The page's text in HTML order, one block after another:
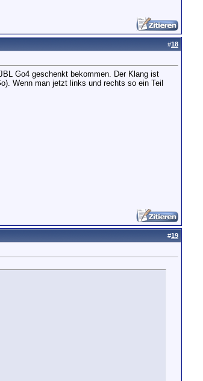
#18
Go4 geschenkt bekommen. Der Klang ist
Wenn man jetzt links und rechts so ein Teil
#19